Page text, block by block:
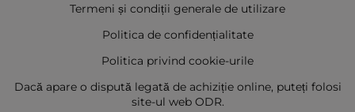
Termeni și condiții generale de utilizare
Politica de confidențialitate
Politica privind cookie-urile
Dacă apare o dispută legată de achiziție online, puteți folosi
site-ul web ODR.